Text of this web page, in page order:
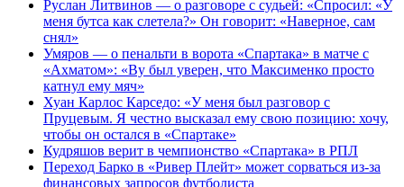
Руслан Литвинов — о разговоре с судьей: «Спросил: «У
меня бутса как слетела?» Он говорит: «Наверное, сам
снял»
Умяров — о пенальти в ворота «Спартака» в матче с
«Ахматом»: «Ву был уверен, что Максименко просто
катнул ему мяч»
Хуан Карлос Карседо: «У меня был разговор с
Пруцевым. Я честно высказал ему свою позицию: хочу,
чтобы он остался в «Спартаке»
Кудряшов верит в чемпионство «Спартака» в РПЛ
Переход Барко в «Ривер Плейт» может сорваться из‑за
финансовых запросов футболиста